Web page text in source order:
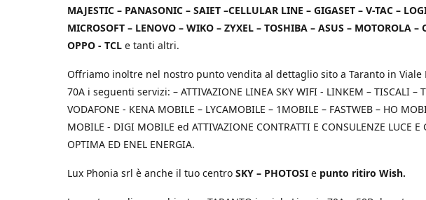
MAJESTIC – PANASONIC – SAIET –CELLULAR LINE – GIGASET – V-TAC –
MICROSOFT – LENOVO – WIKO – ZYXEL – TOSHIBA – ASUS – MOTOROLA –
OPPO - TCL e tanti altri.
Offriamo inoltre nel nostro punto vendita al dettaglio sito a Taranto in Viale
70A i seguenti servizi: – ATTIVAZIONE LINEA SKY WIFI - LINKEM – TISCALI –
VODAFONE - KENA MOBILE – LYCAMOBILE – 1MOBILE – FASTWEB – HO
MOBILE - DIGI MOBILE ed ATTIVAZIONE CONTRATTI E CONSULENZE LUCE E
OPTIMA ED ENEL ENERGIA.
Lux Phonia srl è anche il tuo centro SKY – PHOTOSI e punto ritiro Wish.